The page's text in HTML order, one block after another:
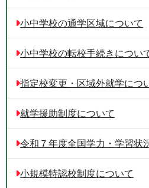
小中学校の通学区域について
小中学校の転校手続きについ
指定校変更・区域外就学につ
就学援助制度について
令和７年度全国学力・学習状
小規模特認校制度について